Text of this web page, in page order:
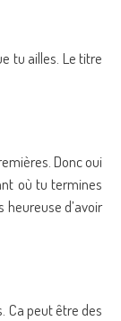
tu ailles. Le titre
Donc oui
où tu termines
heureuse d’avoir
Ca peut être des